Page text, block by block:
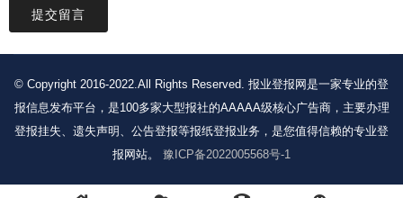
提交留言
© Copyright 2016-2022.All Rights Reserved. 报业登报网是一家专业的登
报信息发布平台，是100多家大型报社的AAAAA级核心广告商，主要办理
登报挂失、遗失声明、公告登报等报纸登报业务，是您值得信赖的专业登
报网站。 豫ICP备2022005568号-1